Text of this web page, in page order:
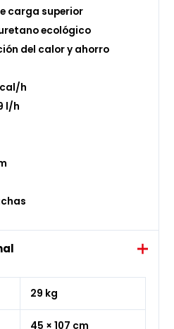
carga superior
ecológico
del calor y ahorro
h
l/h
29 kg
45 × 107 cm